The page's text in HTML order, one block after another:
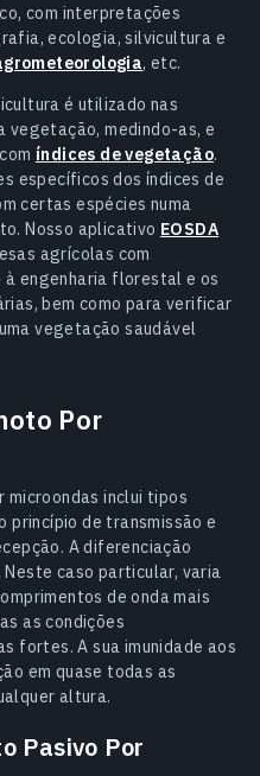
com interpretações
ecologia, silvicultura e
, etc.
é utilizado nas
medindo-as, e
índices de vegetação.
específicos dos índices de
certas espécies numa
Nosso aplicativo EOSDA
agrícolas com
engenharia florestal e os
bem como para verificar
vegetação saudável
Por
inclui tipos
princípio de transmissão e
A diferenciação
caso particular, varia
de onda mais
as condições
fortes. A sua imunidade aos
em quase todas as
altura.
Pasivo Por